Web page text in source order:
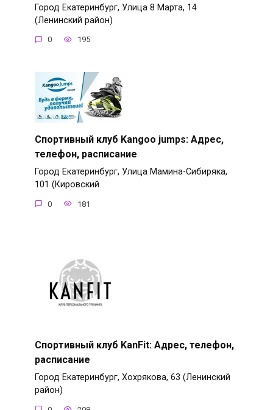
Город Екатеринбург, Улица 8 Марта, 14
(Ленинский район)
0 195
Спортивный клуб Kangoo jumps: Адрес,
телефон, расписание
Город Екатеринбург, Улица Мамина-Сибиряка,
101 (Кировский
0 181
Спортивный клуб KanFit: Адрес, телефон,
расписание
Город Екатеринбург, Хохрякова, 63 (Ленинский
район)